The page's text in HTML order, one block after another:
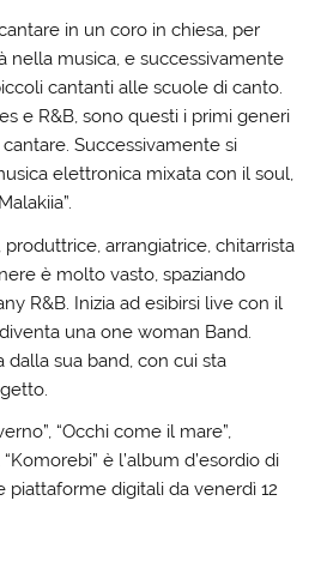
in un coro in chiesa, per
nella musica, e successivamente
cantanti alle scuole di canto.
e R&B, sono questi i primi generi
Successivamente si
elettronica mixata con il soul,
arrangiatrice, chitarrista
è molto vasto, spaziando
R&B. Inizia ad esibirsi live con il
una one woman Band.
sua band, con cui sta
“Occhi come il mare”,
“Komorebi” è l’album d’esordio di
piattaforme digitali da venerdì 12